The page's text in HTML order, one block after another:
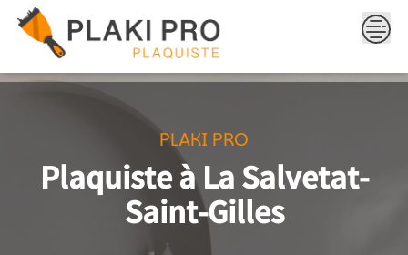
content
PLAKI PRO
Plaquiste à La Salvetat-
Saint-Gilles